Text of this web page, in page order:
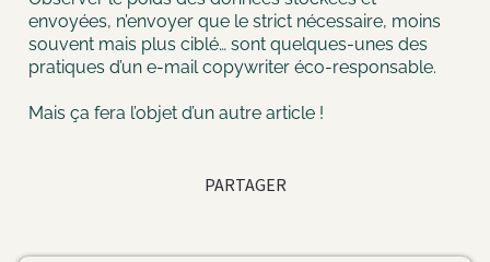
envoyées, n’envoyer que le strict nécessaire, moins
souvent mais plus ciblé… sont quelques-unes des
pratiques d’un e-mail copywriter éco-responsable.
Mais ça fera l’objet d’un autre article !
PARTAGER